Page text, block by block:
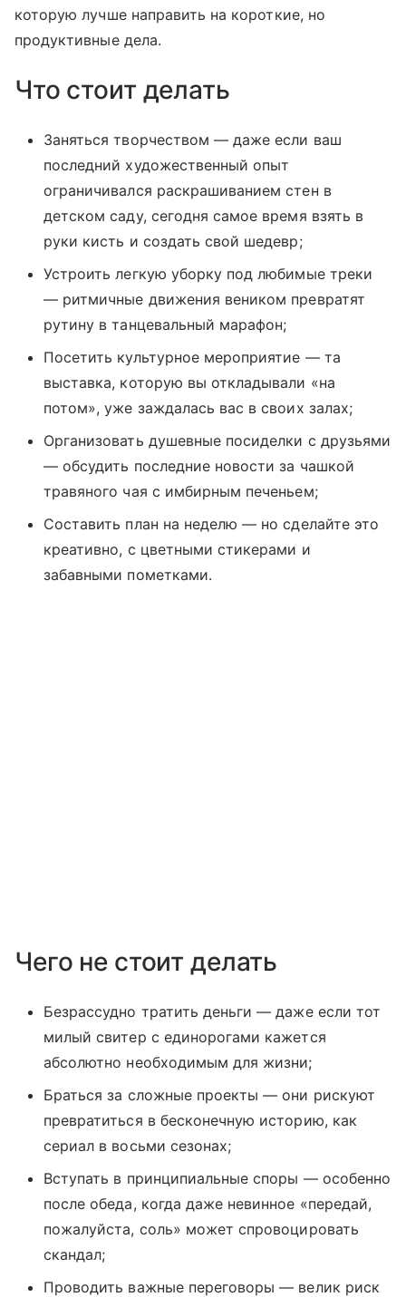
которую лучше направить на короткие, но
продуктивные дела.
Что стоит делать
Заняться творчеством — даже если ваш
последний художественный опыт
ограничивался раскрашиванием стен в
детском саду, сегодня самое время взять в
руки кисть и создать свой шедевр;
Устроить легкую уборку под любимые треки
— ритмичные движения веником превратят
рутину в танцевальный марафон;
Посетить культурное мероприятие — та
выставка, которую вы откладывали «на
потом», уже заждалась вас в своих залах;
Организовать душевные посиделки с друзьями
— обсудить последние новости за чашкой
травяного чая с имбирным печеньем;
Составить план на неделю — но сделайте это
креативно, с цветными стикерами и
забавными пометками.
Чего не стоит делать
Безрассудно тратить деньги — даже если тот
милый свитер с единорогами кажется
абсолютно необходимым для жизни;
Браться за сложные проекты — они рискуют
превратиться в бесконечную историю, как
сериал в восьми сезонах;
Вступать в принципиальные споры — особенно
после обеда, когда даже невинное «передай,
пожалуйста, соль» может спровоцировать
скандал;
Проводить важные переговоры — велик риск